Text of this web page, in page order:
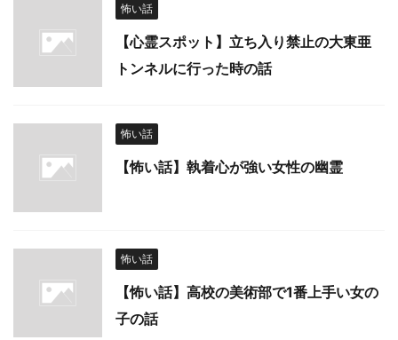
怖い話
【心霊スポット】立ち入り禁止の大東亜
トンネルに行った時の話
怖い話
【怖い話】執着心が強い女性の幽霊
怖い話
【怖い話】高校の美術部で1番上手い女の
子の話